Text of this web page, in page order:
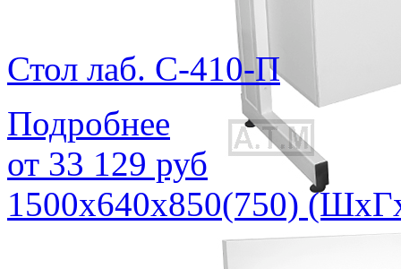
Стол лаб. С-410-П
Подробнее
от 33 129 руб
1500х640х850(750)